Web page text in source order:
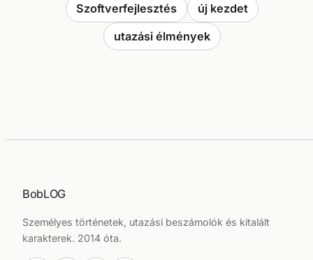
Szoftverfejlesztés
új kezdet
utazási élmények
BobLOG
Személyes történetek, utazási beszámolók és kitalált
karakterek. 2014 óta.